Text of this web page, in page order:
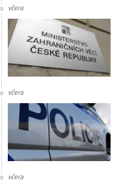
včera
včera
včera